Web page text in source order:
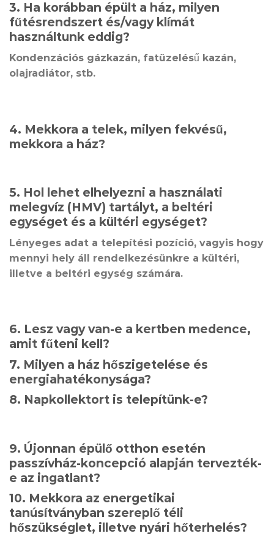
3. Ha korábban épült a ház, milyen
fűtésrendszert és/vagy klímát
használtunk eddig?
Kondenzációs gázkazán, fatüzelésű kazán,
olajradiátor, stb.
4. Mekkora a telek, milyen fekvésű,
mekkora a ház?
5. Hol lehet elhelyezni a használati
melegvíz (HMV) tartályt, a beltéri
egységet és a kültéri egységet?
Lényeges adat a telepítési pozíció, vagyis hogy
mennyi hely áll rendelkezésünkre a kültéri,
illetve a beltéri egység számára.
6. Lesz vagy van-e a kertben medence,
amit fűteni kell?
7. Milyen a ház hőszigetelése és
energiahatékonysága?
8. Napkollektort is telepítünk-e?
9. Újonnan épülő otthon esetén
passzívház-koncepció alapján tervezték-
e az ingatlant?
10. Mekkora az energetikai
tanúsítványban szereplő téli
hőszükséglet, illetve nyári hőterhelés?